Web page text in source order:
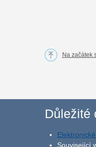
Na začátek
Důležité
Související